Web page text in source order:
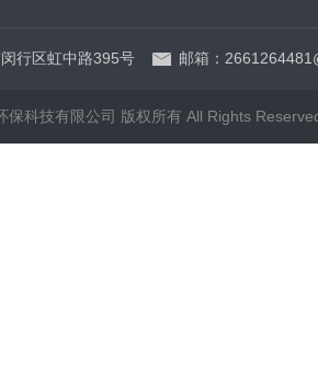
行区虹中路395号 邮箱：
保科技有限公司 版权所有 All Rights